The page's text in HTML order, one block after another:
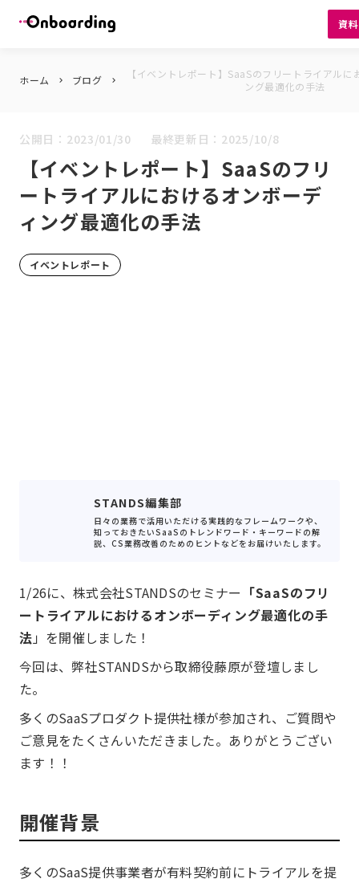
資
ホーム keyboard_arrow_right ブログ keyboard_arrow_right
【イベントレポート】SaaSのフリートライアルに
ング最適化の手法
公開日： 2023/01/30 最終更新日： 2025/10/8
【イベントレポート】SaaSのフリ
ートライアルにおけるオンボーデ
ィング最適化の手法
イベントレポート
STANDS編集部
日々の業務で活用いただける実践的なフレームワークや、
知っておきたいSaaSのトレンドワード・キーワードの解
説、CS業務改善のためのヒントなどをお届けいたします。
1/26に、株式会社STANDSのセミナー 「SaaSのフリ
ートライアルにおけるオンボーディング最適化の手
法 」を開催しました！
今回は、弊社STANDSから取締役藤原が登壇しまし
た。
多くのSaaSプロダクト提供社様が参加され、ご質問や
ご意見をたくさんいただきました。ありがとうござい
ます！！
開催背景
多くのSaaS提供事業者が有料契約前にトライアルを提